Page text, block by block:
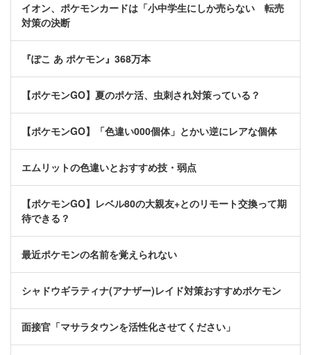
イオン、ポケモンカードは「小中学生にしか売らない 転売
対策の決断
『ぽこ あ ポケモン』368万本
【ポケモンGO】夏のポケ活、虫刺され対策っている？
【ポケモンGO】「色違い000個体」とかい逆にレアな個体
エムリットの色違いとおすすめ技・弱点
【ポケモンGO】レベル80の大親友+とのリモート交換って期
待できる？
最近ポケモンの名前を覚えられない
シャドウギラティナ(アナザー)レイド対策おすすめポケモン
面接官「マサラタウンを活性化させてください」